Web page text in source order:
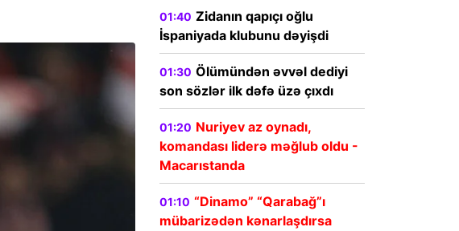
01:40 Zidanın qapıçı oğlu
İspaniyada klubunu dəyişdi
01:30 Ölümündən əvvəl dediyi
son sözlər ilk dəfə üzə çıxdı
01:20 Nuriyev az oynadı,
komandası liderə məğlub oldu -
Macarıstanda
01:10 “Dinamo” “Qarabağ”ı
mübarizədən kənarlaşdırsa